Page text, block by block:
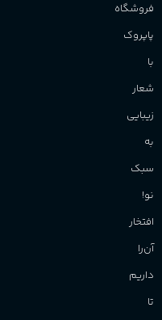
فروشگاه
پاپروک
با
شعار
زیبایی
به
سبک
نو!
افتخار
آن‌را
داریم
تا